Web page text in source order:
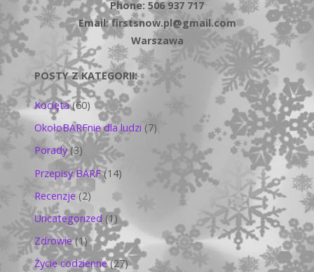
Phone: 506 937 717
Email: firstsnow.pl@gmail.com
Warszawa
POSTY Z KATEGORII:
Kocięta(60)
OkołoBARFnie dla ludzi (7)
Porady(3)
Przepisy BARF(14)
Recenzje (2)
Uncategorized(1)
Zdrowie(1)
Życie codzienne(27)